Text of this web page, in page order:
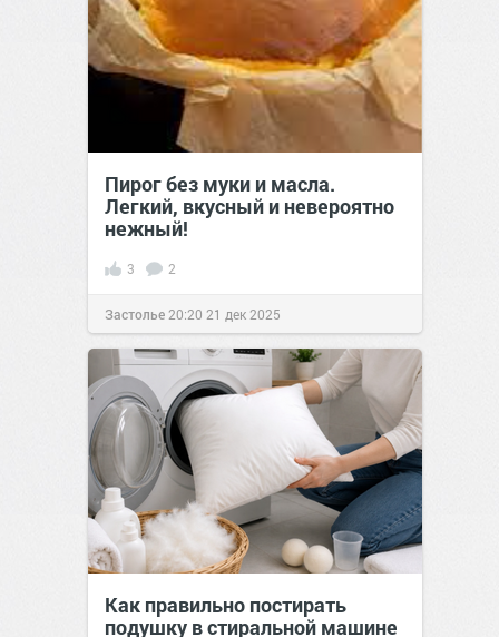
Пирог без муки и масла.
Легкий, вкусный и невероятно
нежный!
3 2
Застолье 20:20 21 дек 2025
Как правильно постирать
подушку в стиральной машине